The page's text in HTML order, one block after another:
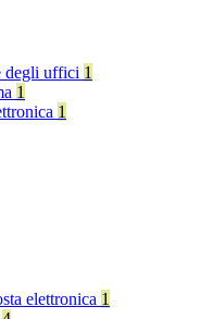
degli uffici 1
1
1
elettronica 1